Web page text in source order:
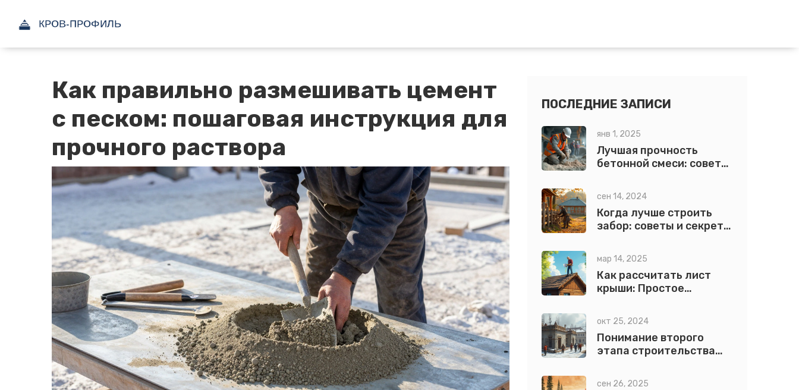
Как правильно размешивать цемент
с песком: пошаговая инструкция для
прочного раствора
ПОСЛЕДНИЕ ЗАПИСИ
янв 1, 2025
Лучшая прочность
бетонной смеси: советы
сен 14, 2024
Когда лучше строить
забор: советы и секреты
мар 14, 2025
Как рассчитать лист
крыши: Простое
окт 25, 2024
Понимание второго
этапа строительства
сен 26, 2025